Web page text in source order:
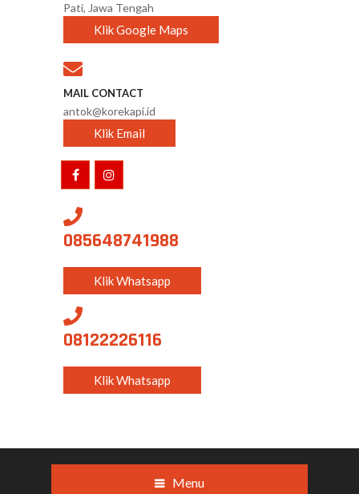
Pati, Jawa Tengah
Klik Google Maps
MAIL CONTACT
antok@korekapi.id
Klik Email
085648741988
Klik Whatsapp
08122226116
Klik Whatsapp
Menu